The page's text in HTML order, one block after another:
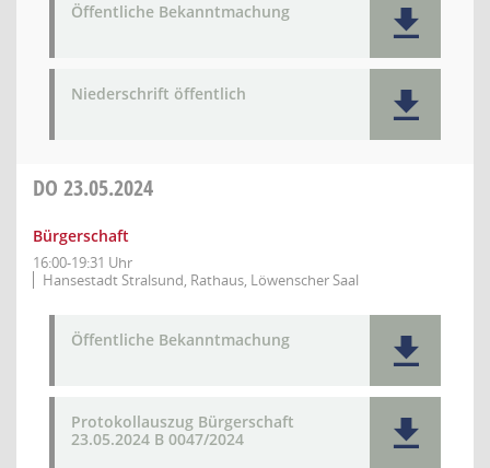
Öffentliche Bekanntmachung
Niederschrift öffentlich
DO 23.05.2024
Bürgerschaft
16:00-19:31 Uhr
Hansestadt Stralsund, Rathaus, Löwenscher Saal
Öffentliche Bekanntmachung
Protokollauszug Bürgerschaft
23.05.2024 B 0047/2024